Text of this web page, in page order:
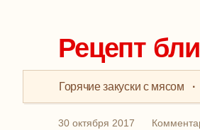
Рецепт
Горячие закуски с мясом ·
30 октября 2017